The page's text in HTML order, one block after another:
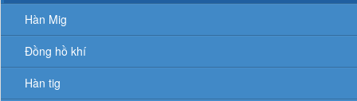
Hàn Mig
Đồng hồ khí
Hàn tig